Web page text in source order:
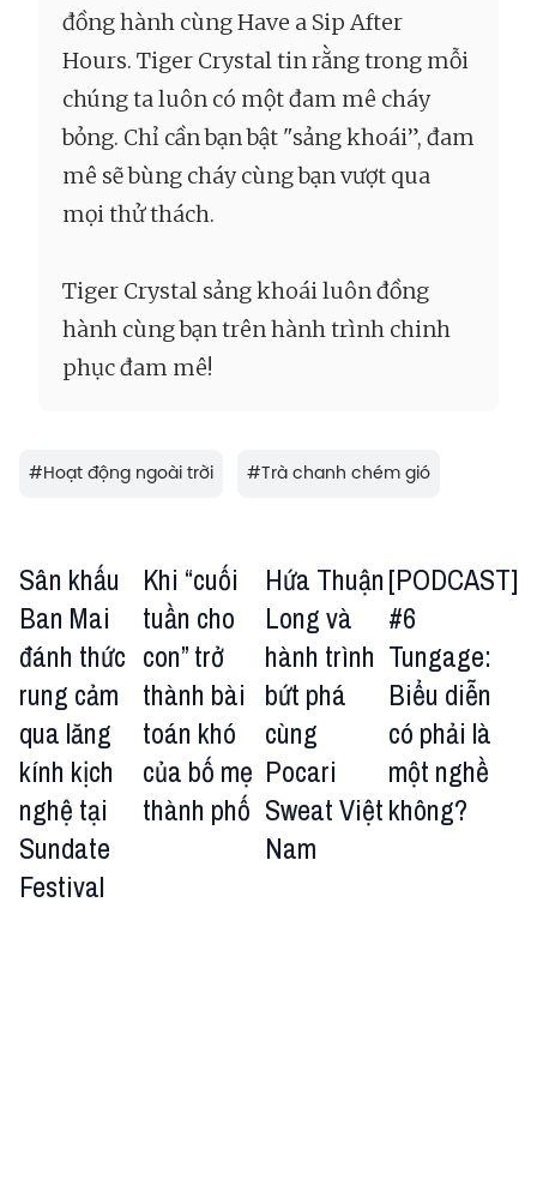
đồng hành cùng Have a Sip After
Hours. Tiger Crystal tin rằng trong mỗi
chúng ta luôn có một đam mê cháy
bỏng. Chỉ cần bạn bật "sảng khoái”, đam
mê sẽ bùng cháy cùng bạn vượt qua
mọi thử thách.
Tiger Crystal sảng khoái luôn đồng
hành cùng bạn trên hành trình chinh
phục đam mê!
#Hoạt động ngoài trời #Trà chanh chém gió
Sân khấu
Ban Mai
đánh thức
rung cảm
qua lăng
kính kịch
nghệ tại
Sundate
Festival
Khi “cuối
tuần cho
con” trở
thành bài
toán khó
của bố mẹ
thành phố
Hứa Thuận
Long và
hành trình
bứt phá
cùng
Pocari
Sweat Việt
Nam
[PODCAST]
#6
Tungage:
Biểu diễn
có phải là
một nghề
không?